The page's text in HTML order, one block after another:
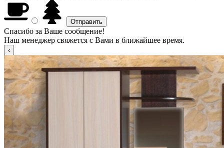
Спасибо за Ваше сообщение!
Наш менеджер свяжется с Вами в ближайшее время.